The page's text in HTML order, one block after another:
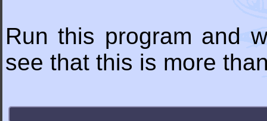
Run this program and
see that this is more